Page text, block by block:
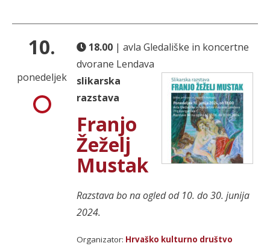
10.
ponedeljek
18.00 | avla Gledališke in koncertne
dvorane Lendava
slikarska
razstava
Franjo
Žeželj
Mustak
Razstava bo na ogled od 10. do 30. junija
2024.
Organizator: Hrvaško kulturno društvo